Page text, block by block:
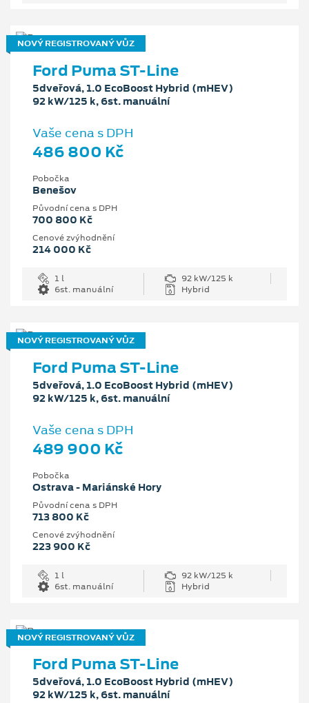
NOVÝ REGISTROVANÝ VŮZ
Ford Puma ST-Line
5dveřová, 1.0 EcoBoost Hybrid (mHEV)
92 kW/125 k, 6st. manuální
Vaše cena s DPH
486 800 Kč
Pobočka
Benešov
Původní cena s DPH
700 800 Kč
Cenové zvýhodnění
214 000 Kč
1 l
92 kW/125 k
6st. manuální
Hybrid
NOVÝ REGISTROVANÝ VŮZ
Ford Puma ST-Line
5dveřová, 1.0 EcoBoost Hybrid (mHEV)
92 kW/125 k, 6st. manuální
Vaše cena s DPH
489 900 Kč
Pobočka
Ostrava - Mariánské Hory
Původní cena s DPH
713 800 Kč
Cenové zvýhodnění
223 900 Kč
1 l
92 kW/125 k
6st. manuální
Hybrid
NOVÝ REGISTROVANÝ VŮZ
Ford Puma ST-Line
5dveřová, 1.0 EcoBoost Hybrid (mHEV)
92 kW/125 k, 6st. manuální